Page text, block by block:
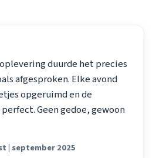
duurde het precies
afgesproken. Elke avond
opgeruimd en de
Geen gedoe, gewoon
| september 2025